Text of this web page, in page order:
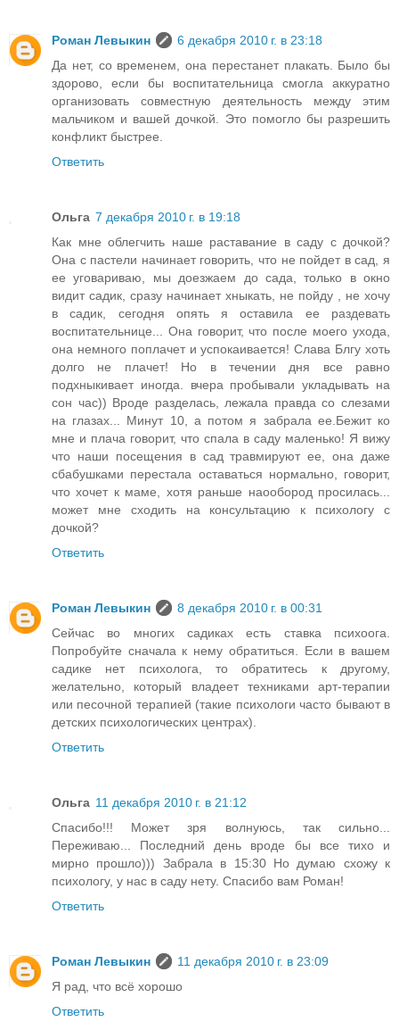
Роман Левыкин
6 декабря 2010 г. в 23:18
Да нет, со временем, она перестанет плакать. Было бы
здорово, если бы воспитательница смогла аккуратно
организовать совместную деятельность между этим
мальчиком и вашей дочкой. Это помогло бы разрешить
конфликт быстрее.
Ответить
Ольга 7 декабря 2010 г. в 19:18
Как мне облегчить наше раставание в саду с дочкой?
Она с пастели начинает говорить, что не пойдет в сад, я
ее уговариваю, мы доезжаем до сада, только в окно
видит садик, сразу начинает хныкать, не пойду , не хочу
в садик, сегодня опять я оставила ее раздевать
воспитательнице... Она говорит, что после моего ухода,
она немного поплачет и успокаивается! Слава Блгу хоть
долго не плачет! Но в течении дня все равно
подхныкивает иногда. вчера пробывали укладывать на
сон час)) Вроде разделась, лежала правда со слезами
на глазах... Минут 10, а потом я забрала ее.Бежит ко
мне и плача говорит, что спала в саду маленько! Я вижу
что наши посещения в сад травмируют ее, она даже
сбабушками перестала оставаться нормально, говорит,
что хочет к маме, хотя раньше наообород просилась...
может мне сходить на консультацию к психологу с
дочкой?
Ответить
Роман Левыкин
8 декабря 2010 г. в 00:31
Сейчас во многих садиках есть ставка психоога.
Попробуйте сначала к нему обратиться. Если в вашем
садике нет психолога, то обратитесь к другому,
желательно, который владеет техниками арт-терапии
или песочной терапией (такие психологи часто бывают в
детских психологических центрах).
Ответить
Ольга 11 декабря 2010 г. в 21:12
Спасибо!!! Может зря волнуюсь, так сильно...
Переживаю... Последний день вроде бы все тихо и
мирно прошло))) Забрала в 15:30 Но думаю схожу к
психологу, у нас в саду нету. Спасибо вам Роман!
Ответить
Роман Левыкин
11 декабря 2010 г. в 23:09
Я рад, что всё хорошо
Ответить